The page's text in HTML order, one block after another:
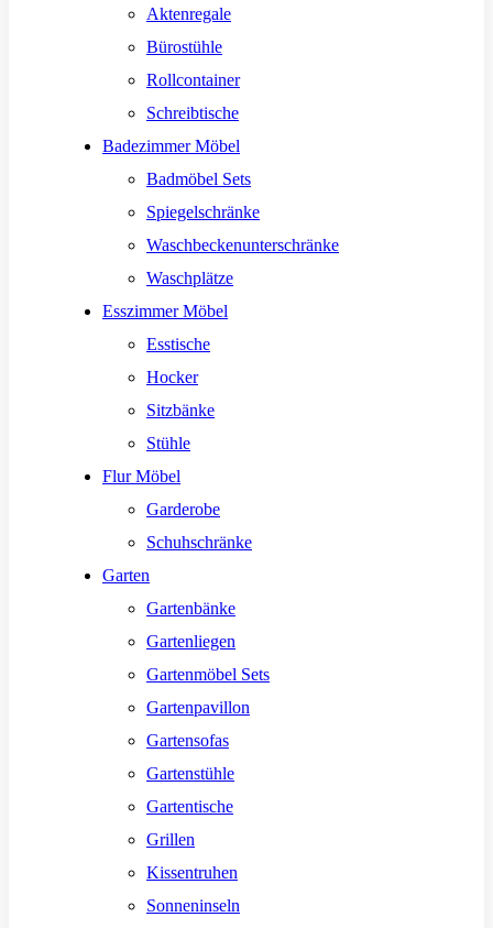
Aktenregale
Bürostühle
Rollcontainer
Schreibtische
Badezimmer Möbel
Badmöbel Sets
Spiegelschränke
Waschbeckenunterschränke
Waschplätze
Esszimmer Möbel
Esstische
Hocker
Sitzbänke
Stühle
Flur Möbel
Garderobe
Schuhschränke
Garten
Gartenbänke
Gartenliegen
Gartenmöbel Sets
Gartenpavillon
Gartensofas
Gartenstühle
Gartentische
Grillen
Kissentruhen
Sonneninseln